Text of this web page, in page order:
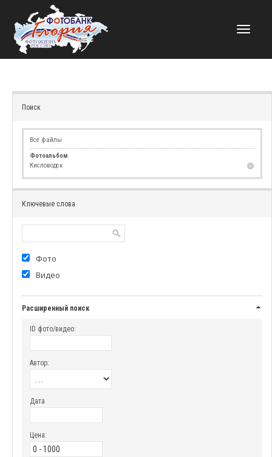
НАВИГАЦИЯ
Поиск
Все файлы
Фотоальбом
Кисловодск
Ключевые слова
Фото
Видео
Расширенный поиск
ID фото/видео:
Автор:
Дата
Цена: